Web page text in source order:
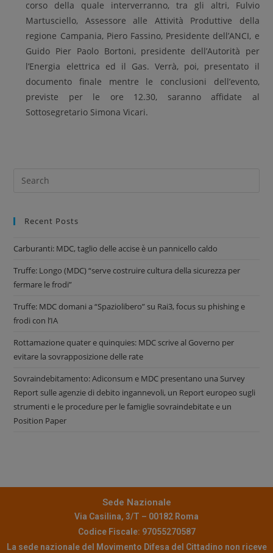
corso della quale interverranno, tra gli altri, Fulvio
Martusciello, Assessore alle Attività Produttive della
regione Campania, Piero Fassino, Presidente dell’ANCI, e
Guido Pier Paolo Bortoni, presidente dell’Autorità per
l’Energia elettrica ed il Gas. Verrà, poi, presentato il
documento finale mentre le conclusioni dell’evento,
previste per le ore 12.30, saranno affidate al
Sottosegretario Simona Vicari.
Recent Posts
Carburanti: MDC, taglio delle accise è un pannicello caldo
Truffe: Longo (MDC) “serve costruire cultura della sicurezza per
fermare le frodi”
Truffe: MDC domani a “Spaziolibero” su Rai3, focus su phishing e
frodi con l’IA
Rottamazione quater e quinquies: MDC scrive al Governo per
evitare la sovrapposizione delle rate
Sovraindebitamento: Adiconsum e MDC presentano una Survey
Report sulle agenzie di debito ingannevoli, un Report europeo sugli
strumenti e le procedure per le famiglie sovraindebitate e un
Position Paper
Sede Nazionale
Via Casilina, 3/T – 00182 Roma
Codice Fiscale: 97055270587
La sede nazionale del Movimento Difesa del Cittadino non riceve